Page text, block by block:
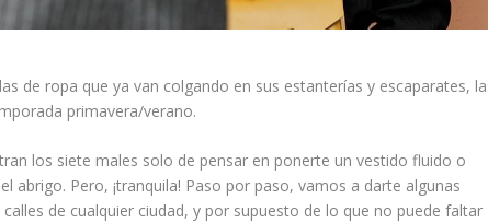
de ropa que ya van colgando en sus estanterías y escaparates,
primavera/verano.
los siete males solo de pensar en ponerte un vestido fluido o
abrigo. Pero, ¡tranquila! Paso por paso, vamos a darte algunas
de cualquier ciudad, y por supuesto de lo que no puede faltar